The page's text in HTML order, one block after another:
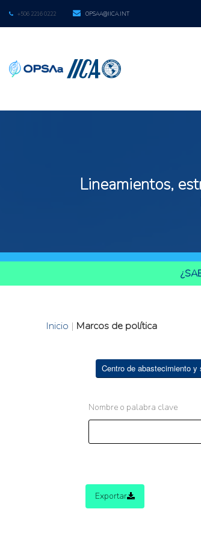
+506 2216 0222 OPSAA@IICA.INT
Lineamientos,
Inicio | Marcos de política
Centro de abastecimiento y
Nombre o palabra clave
Exportar